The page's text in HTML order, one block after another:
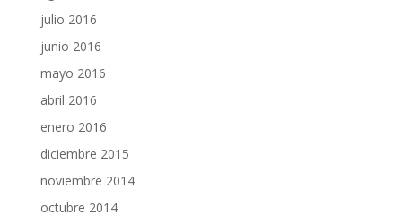
julio 2016
junio 2016
mayo 2016
abril 2016
enero 2016
diciembre 2015
noviembre 2014
octubre 2014